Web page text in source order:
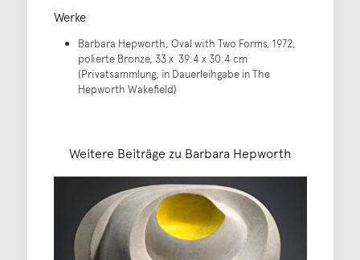
Werke
Barbara Hepworth, Oval with Two Forms, 1972,
polierte Bronze, 33 x 39.4 x 30.4 cm
(Privatsammlung, in Dauerleihgabe in The
Hepworth Wakefield)
Weitere Beiträge zu Barbara Hepworth